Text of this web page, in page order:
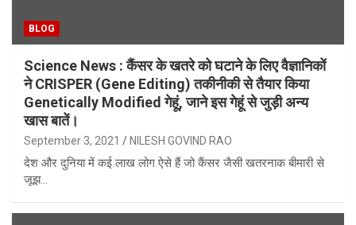
BLOG
Science News : कैंसर के खतरे को घटाने के लिए वैज्ञानिकों
ने CRISPER (Gene Editing) तकीनीकी से तैयार किया
Genetically Modified गेहूं, जाने इस गेहूं से जुड़ी अन्य
खास बातें।
September 3, 2021 NILESH GOVIND RAO
देश और दुनिया में कई लाख लोग ऐसे हैं जो कैंसर जैसी खतरनाक बीमारी से
जूझ…